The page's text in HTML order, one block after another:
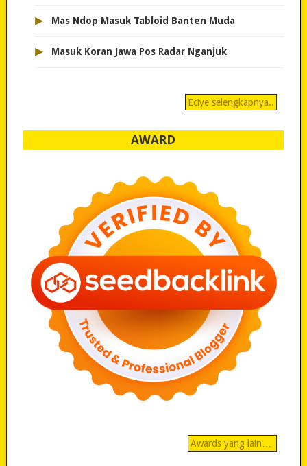
▸ Mas Ndop Masuk Tabloid Banten Muda
▸ Masuk Koran Jawa Pos Radar Nganjuk
Eciye selengkapnya..
AWARD
Awards yang lain…